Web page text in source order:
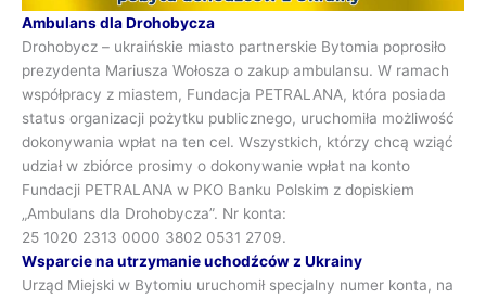
Ambulans dla Drohobycza
Drohobycz – ukraińskie miasto partnerskie Bytomia poprosiło
prezydenta Mariusza Wołosza o zakup ambulansu. W ramach
współpracy z miastem, Fundacja PETRALANA, która posiada
status organizacji pożytku publicznego, uruchomiła możliwość
dokonywania wpłat na ten cel. Wszystkich, którzy chcą wziąć
udział w zbiórce prosimy o dokonywanie wpłat na konto
Fundacji PETRALANA w PKO Banku Polskim z dopiskiem
„Ambulans dla Drohobycza”. Nr konta:
25 1020 2313 0000 3802 0531 2709.
Wsparcie na utrzymanie uchodźców z Ukrainy
Urząd Miejski w Bytomiu uruchomił specjalny numer konta, na